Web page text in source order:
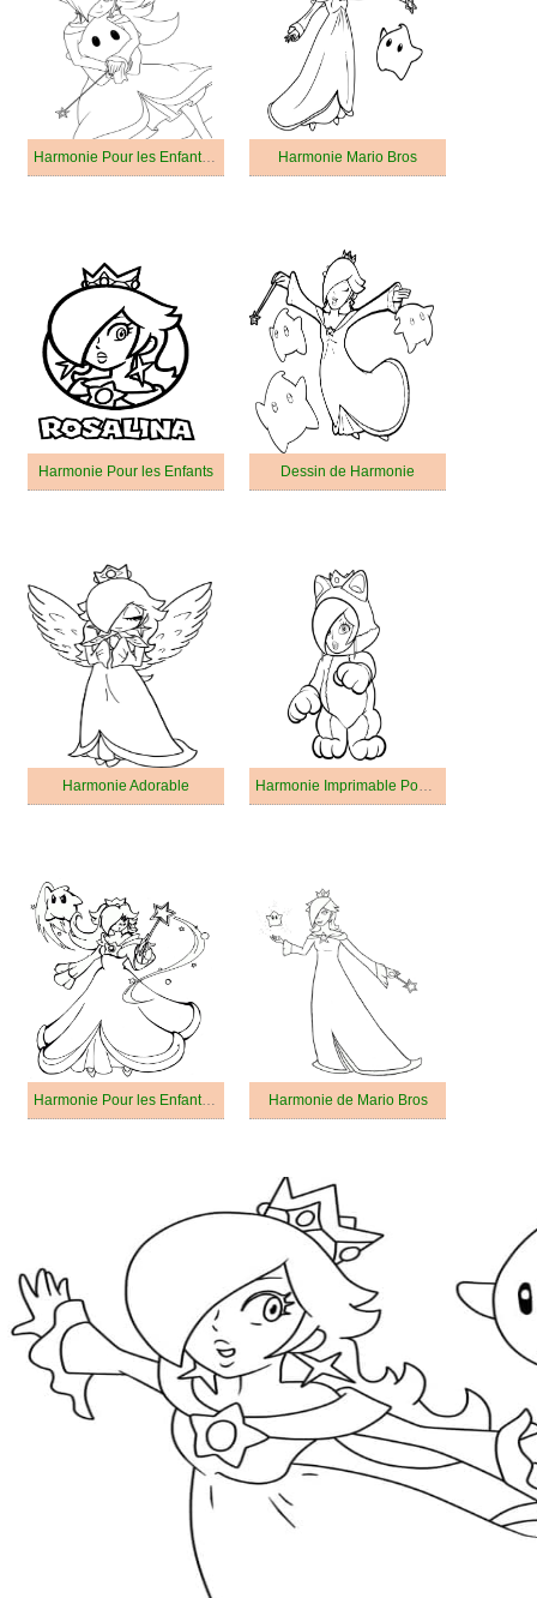
Harmonie Pour les Enfants de 2 Ans Harmonie Mario Bros
Harmonie Pour les Enfants Dessin de Harmonie
Harmonie Adorable Harmonie Imprimable Pour Enfants
Harmonie Pour les Enfants de 1 An Harmonie de Mario Bros